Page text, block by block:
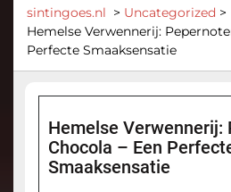
sintingoes.nl > Uncategorized >
Hemelse Verwennerij:
Perfecte Smaaksensatie
Hemelse Verwennerij:
Chocola – Een
Smaaksensatie